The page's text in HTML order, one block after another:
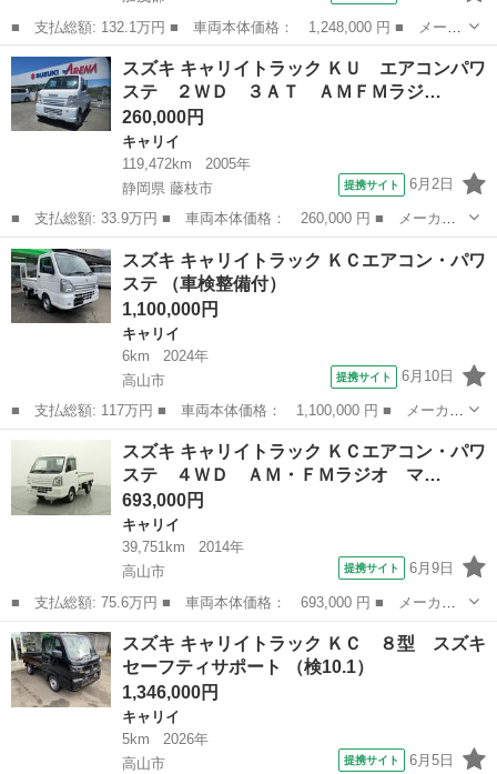
■ 支払総額: 132.1万円 ■ 車両本体価格： 1,248,000 円 ■ メーカ
ー名： スズキ ■ 車種名： キャリイトラック ■ グレード名：
頑丈ダンプ ４ＷＤ ■ 排気量： 660cc ■ ドア枚数： 2D ■...
岐阜 加茂郡 キャリイ
スズキ キャリイトラック ＫＵ エアコンパワ
ステ ２ＷＤ ３ＡＴ ＡＭＦＭラジ…
260,000円
キャリイ
119,472km
2005年
静岡県 藤枝市
提携サイト 6月2日
■ 支払総額: 33.9万円 ■ 車両本体価格： 260,000 円 ■ メーカー
名： スズキ ■ 車種名： キャリイトラック ■ グレード名： Ｋ
Ｕ エアコンパワステ ２ＷＤ ３ＡＴ ＡＭＦＭラジオ 純正フロ
アマットラバ...
静岡 藤枝市 キャリイ
スズキ キャリイトラック ＫＣエアコン・パワ
ステ （車検整備付）
1,100,000円
キャリイ
6km
2024年
高山市
提携サイト 6月10日
■ 支払総額: 117万円 ■ 車両本体価格： 1,100,000 円 ■ メーカー
名： スズキ ■ 車種名： キャリイトラック ■ グレード名： Ｋ
Ｃエアコン・パワステ ■ 排気量： 660cc ■ ドア枚数： 2D ■...
岐阜 高山市 キャリイ
スズキ キャリイトラック ＫＣエアコン・パワ
ステ ４ＷＤ ＡＭ・ＦＭラジオ マ…
693,000円
キャリイ
39,751km
2014年
高山市
提携サイト 6月9日
■ 支払総額: 75.6万円 ■ 車両本体価格： 693,000 円 ■ メーカー
名： スズキ ■ 車種名： キャリイトラック ■ グレード名： Ｋ
Ｃエアコン・パワステ ４ＷＤ ＡＭ・ＦＭラジオ マニュアルエア
コン サイド...
岐阜 高山市 キャリイ
スズキ キャリイトラック ＫＣ ８型 スズキ
セーフティサポート （検10.1）
1,346,000円
キャリイ
5km
2026年
高山市
提携サイト 6月5日